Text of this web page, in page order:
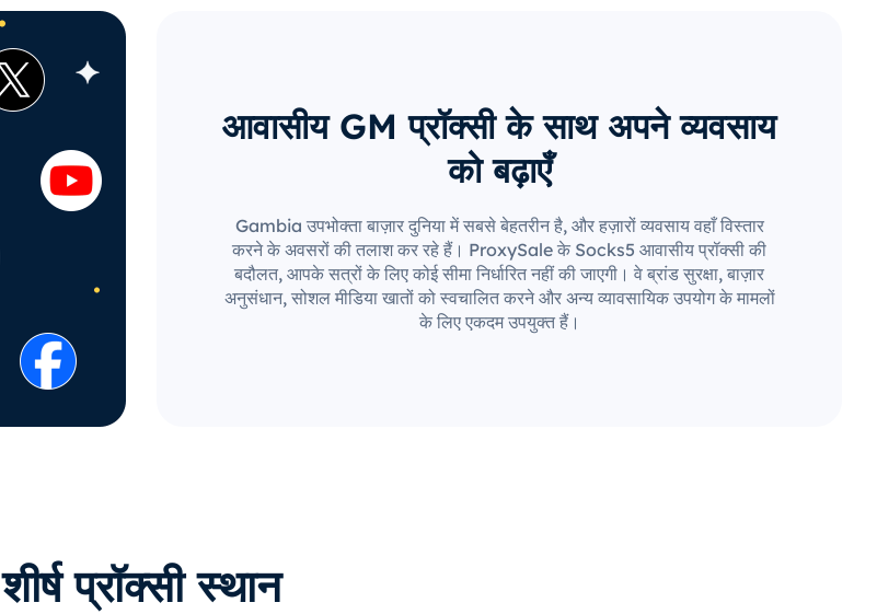
आवासीय GM प्रॉक्सी के साथ अपने व्यवसाय
को बढ़ाएँ
Gambia उपभोक्ता बाज़ार दुनिया में सबसे बेहतरीन है, और हज़ारों व्यवसाय वहाँ विस्तार
करने के अवसरों की तलाश कर रहे हैं। ProxySale के Socks5 आवासीय प्रॉक्सी की
बदौलत, आपके सत्रों के लिए कोई सीमा निर्धारित नहीं की जाएगी। वे ब्रांड सुरक्षा, बाज़ार
अनुसंधान, सोशल मीडिया खातों को स्वचालित करने और अन्य व्यावसायिक उपयोग के मामलों
के लिए एकदम उपयुक्त हैं।
शीर्ष प्रॉक्सी स्थान